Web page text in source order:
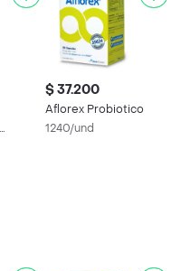
$ 37.200
Aflorex Probiotico
1240/und